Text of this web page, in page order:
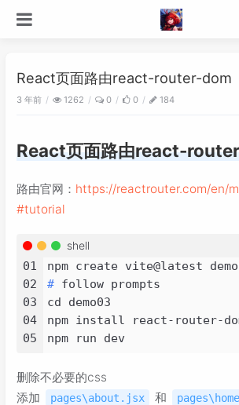
React页面路由react-router-dom
3 年前 1262 0 0 184
React页面路由react-
路由官网： https://reactrouter.com/en/
#tutorial
shell
01
02
03
04
05
# follow prompts
cd demo03
npm install react-router-
删除不必要的css
添加
pages\about.jsx 和